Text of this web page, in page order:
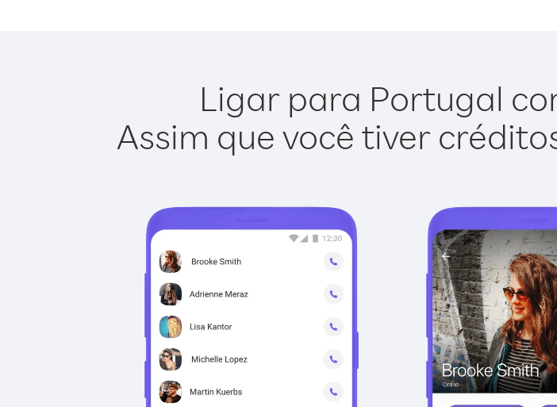
Ligar para Portugal
Assim que você tiver